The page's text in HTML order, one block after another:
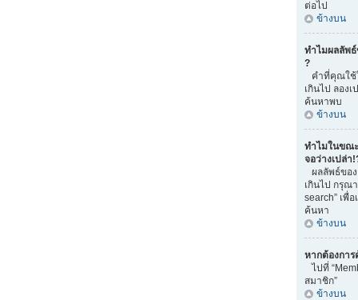
ต่อไป
ข้างบน
ทำไมผลลัพธ์
?
คำที่คุณใช้
เกินไป ลอง
ค้นหาพบ
ข้างบน
ทำไมในขณ
จอว่างเปล่า
ผลลัพธ์ขอ
เกินไป กรุณ
search” เพื่
ค้นหา
ข้างบน
หากต้องกา
ไปที่
สมาชิก”
ข้างบน